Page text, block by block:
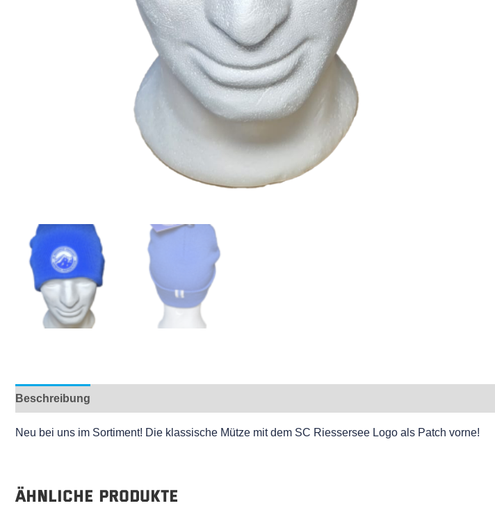
Beschreibung
Neu bei uns im Sortiment! Die klassische Mütze mit dem SC Riessersee Logo als Patch vorne!
Ähnliche Produkte